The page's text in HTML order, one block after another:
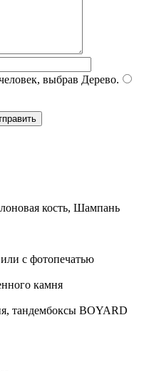
выбрав Дерево.
кость, Шампань
с фотопечатью
камня
тандембоксы BOYARD